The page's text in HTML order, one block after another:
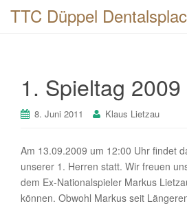
TTC Düppel
1. Spieltag 2009
8. Juni 2011 Klaus Lietzau
Am 13.09.2009 um 12:00 Uhr findet
unserer 1. Herren statt. Wir freuen
dem Ex-Nationalspieler Markus
können. Obwohl Markus seit